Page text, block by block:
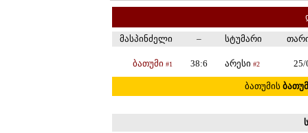
მასპინძელი – სტუმარი
ბათუმი #1 38:6 არესი #2 25/
ბათუმის